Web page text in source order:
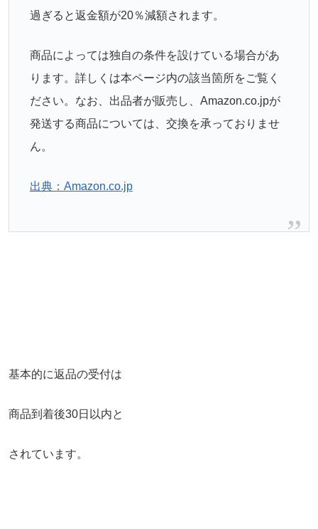
過ぎると返金額が20％減額されます。
商品によっては独自の条件を設けている場合があ
ります。詳しくは本ページ内の該当箇所をご覧く
ださい。なお、出品者が販売し、Amazon.co.jpが
発送する商品については、交換を承っておりませ
ん。
出典：Amazon.co.jp
基本的に返品の受付は
商品到着後30日以内と
されています。